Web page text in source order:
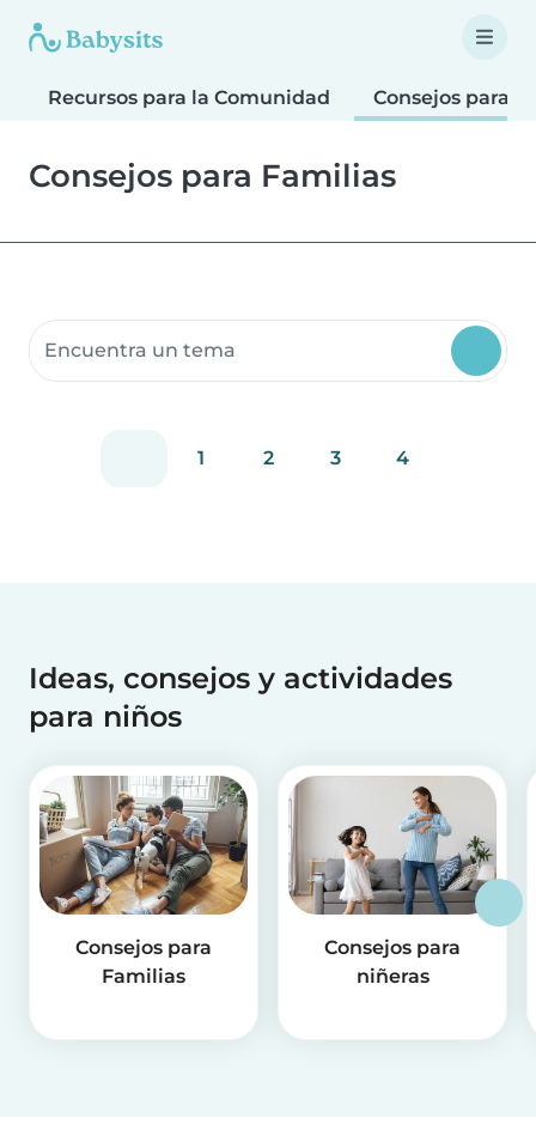
Recursos para la Comunidad Consejos para
Consejos para Familias
Buscar recursos para la comunidad
1 2 3 4
Ideas, consejos y actividades
para niños
Consejos para
Familias
Consejos para
niñeras